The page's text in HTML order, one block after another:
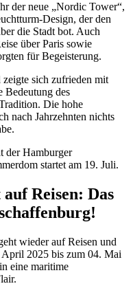
der neue „Nordic Tower“,
Design, der den
die Stadt bot. Auch
über Paris sowie
für Begeisterung.
sich zufrieden mit
Bedeutung des
Die hohe
nach Jahrzehnten nichts
der Hamburger
startet am 19. Juli.
Reisen: Das
wieder auf Reisen und
2025 bis zum 04. Mai
eine maritime